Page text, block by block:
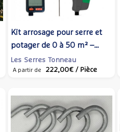
Kit arrosage pour serre et
potager de 0 à 50 m² –
Serres Tonneau
Les Serres Tonneau
A partir de 222,00€ / Pièce